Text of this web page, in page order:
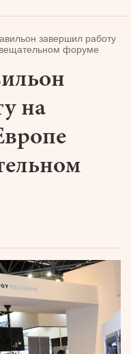
завершил работу
форуме
на